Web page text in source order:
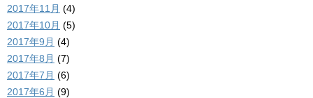
2017年11月 (4)
2017年10月 (5)
2017年9月 (4)
2017年8月 (7)
2017年7月 (6)
2017年6月 (9)